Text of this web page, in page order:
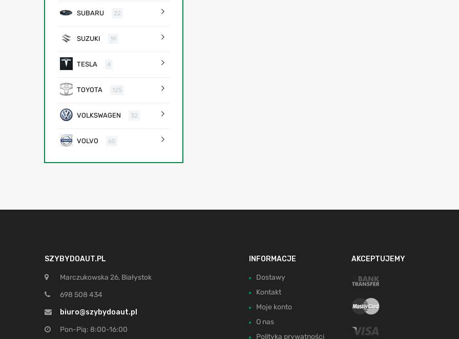
SUBARU 22
SUZUKI 19
TESLA 4
TOYOTA 125
VOLKSWAGEN 32
VOLVO 65
SZYBYDOAUT.PL
Marczukowska 26, Białystok
698 508 434
biuro@szybydoaut.pl
Pon-Pią: 8:00-16:00
INFORMACJE
Dostawy
Kontakt
Moje konto
O nas
Polityka prywatności
AKCEPTUJEMY